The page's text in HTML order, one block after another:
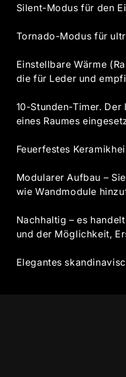
Silent-Modus für den
Tornado-Modus für
Einstellbare Wärme
die für Leder und
10-Stunden-Timer.
eines Raumes
Feuerfestes
Modularer Aufbau –
wie Wandmodule
Nachhaltig – es
und der Möglichkeit,
Elegantes